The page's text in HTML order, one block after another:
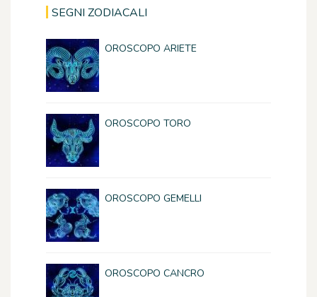
SEGNI ZODIACALI
OROSCOPO ARIETE
OROSCOPO TORO
OROSCOPO GEMELLI
OROSCOPO CANCRO